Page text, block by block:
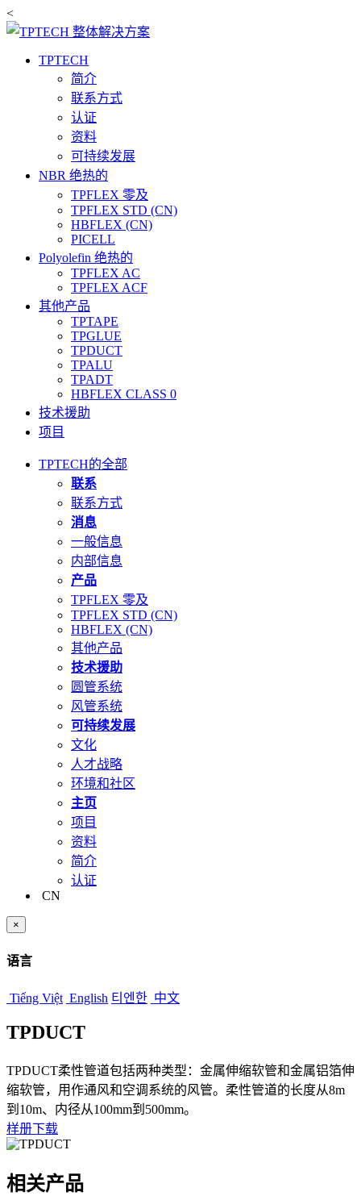
<
TPTECH
简介
联系方式
认证
资料
可持续发展
NBR 绝热的
TPFLEX 零及
TPFLEX STD (CN)
HBFLEX (CN)
PICELL
Polyolefin 绝热的
TPFLEX AC
TPFLEX ACF
其他产品
TPTAPE
TPGLUE
TPDUCT
TPALU
TPADT
HBFLEX CLASS 0
技术援助
项目
TPTECH的全部
联系
联系方式
消息
一般信息
内部信息
产品
TPFLEX 零及
TPFLEX STD (CN)
HBFLEX (CN)
其他产品
技术援助
圆管系统
风管系统
可持续发展
文化
人才战略
环境和社区
主页
项目
资料
简介
认证
CN
×
语言
Tiếng Việt English 티엔한 中文
TPDUCT
TPDUCT柔性管道包括两种类型：金属伸缩软管和金属铝箔伸
缩软管，用作通风和空调系统的风管。柔性管道的长度从8m
到10m、内径从100mm到500mm。
样册下载
相关产品